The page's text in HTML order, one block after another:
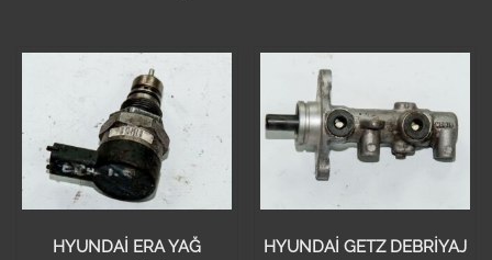
HYUNDAİ ERA YAĞ
HYUNDAİ GETZ DEBRİYAJ